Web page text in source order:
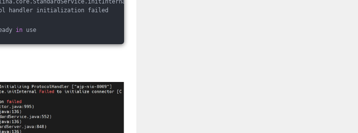
Failed to initialize connector [Connector[AJP/1.3-8009]]
handler initialization failed
in use